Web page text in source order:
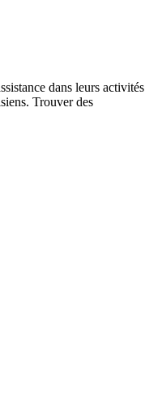
dans leurs activités
Trouver des